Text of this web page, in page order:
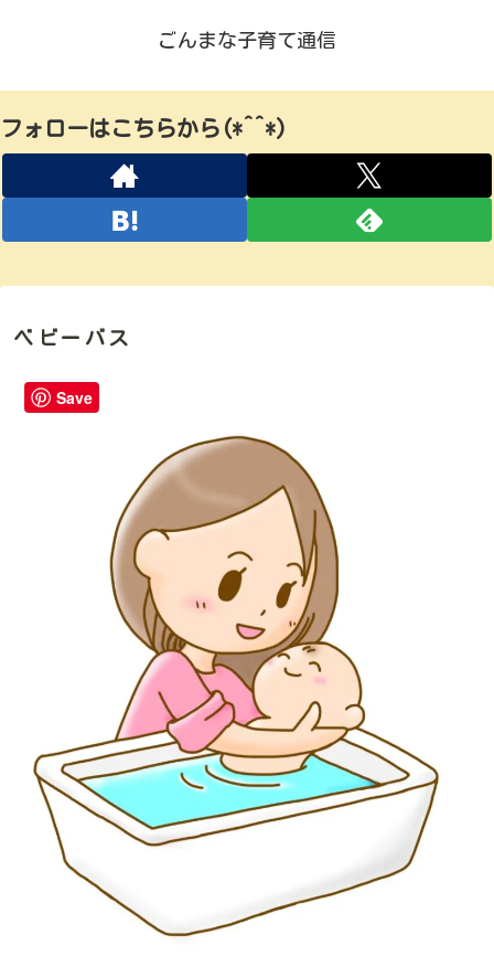
ごんまな子育て通信
フォローはこちらから(*^^*)
ベビーバス
Save